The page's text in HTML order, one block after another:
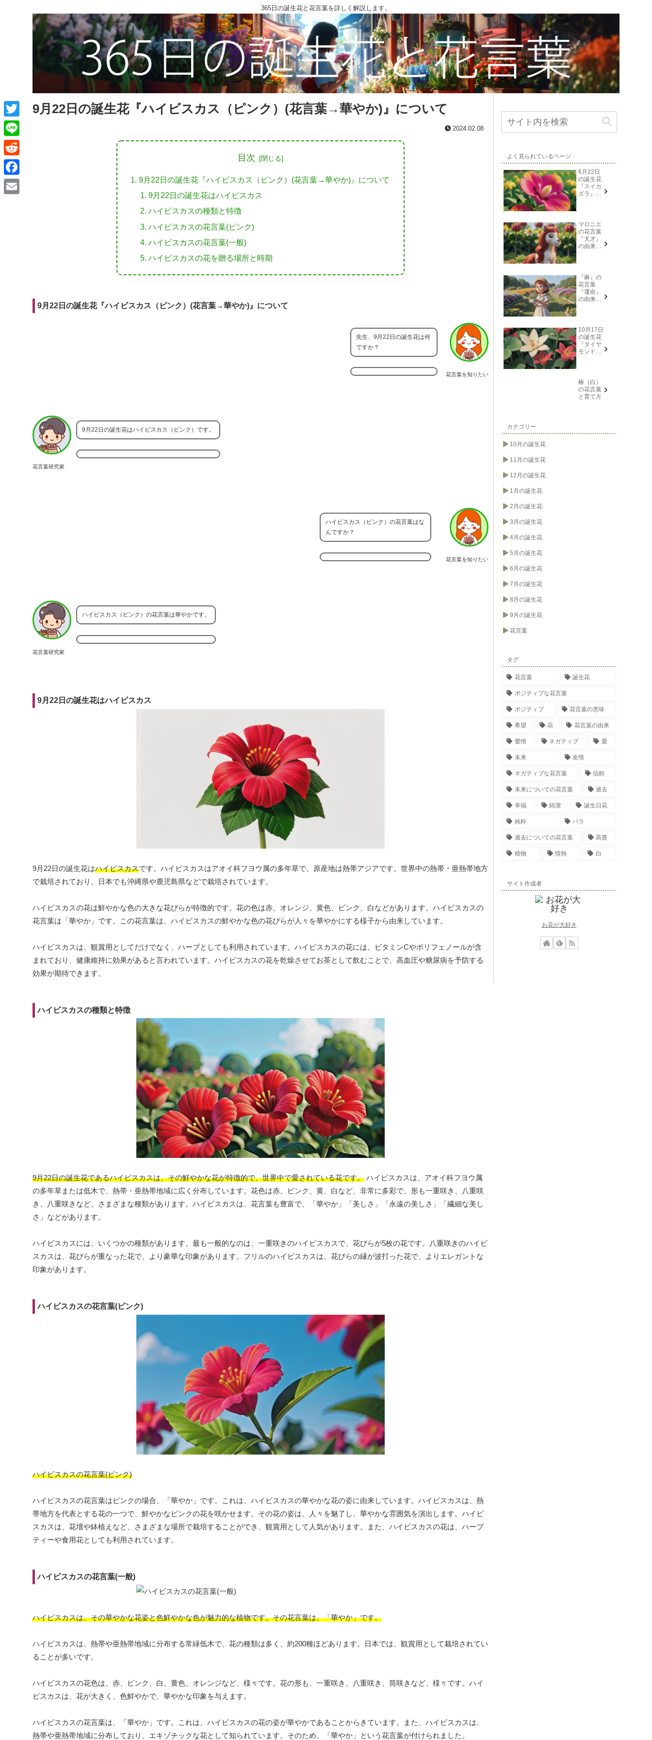
365日の誕生花と花言葉を詳しく解説します。
9月22日の誕生花『ハイビスカス（ピンク）(花言葉→華やか)』について
2024.02.08
目次
9月22日の誕生花『ハイビスカス（ピンク）(花言葉→華やか)』について
9月22日の誕生花はハイビスカス
ハイビスカスの種類と特徴
ハイビスカスの花言葉(ピンク)
ハイビスカスの花言葉(一般)
ハイビスカスの花を贈る場所と時期
9月22日の誕生花『ハイビスカス（ピンク）(花言葉→華やか)』について
花言葉を知りたい
先生、9月22日の誕生花は何
ですか？
花言葉研究家
9月22日の誕生花はハイビスカス（ピンク）です。
花言葉を知りたい
ハイビスカス（ピンク）の花言葉はな
んですか？
花言葉研究家
ハイビスカス（ピンク）の花言葉は華やかです。
9月22日の誕生花はハイビスカス
9月22日の誕生花はハイビスカスです。ハイビスカスはアオイ科フヨウ属の多年草で、原産地は熱帯アジアです。世界中の熱帯・亜熱帯地方
で栽培されており、日本でも沖縄県や鹿児島県などで栽培されています。
ハイビスカスの花は鮮やかな色の大きな花びらが特徴的です。花の色は赤、オレンジ、黄色、ピンク、白などがあります。ハイビスカスの
花言葉は「華やか」です。この花言葉は、ハイビスカスの鮮やかな色の花びらが人々を華やかにする様子から由来しています。
ハイビスカスは、観賞用としてだけでなく、ハーブとしても利用されています。ハイビスカスの花には、ビタミンCやポリフェノールが含
まれており、健康維持に効果があると言われています。ハイビスカスの花を乾燥させてお茶として飲むことで、高血圧や糖尿病を予防する
効果が期待できます。
ハイビスカスの種類と特徴
9月22日の誕生花であるハイビスカスは、その鮮やかな花が特徴的で、世界中で愛されている花です。 ハイビスカスは、アオイ科フヨウ属
の多年草または低木で、熱帯・亜熱帯地域に広く分布しています。花色は赤、ピンク、黄、白など、非常に多彩で、形も一重咲き、八重咲
き、八重咲きなど、さまざまな種類があります。ハイビスカスは、花言葉も豊富で、「華やか」「美しさ」「永遠の美しさ」「繊細な美し
さ」などがあります。
ハイビスカスには、いくつかの種類があります。最も一般的なのは、一重咲きのハイビスカスで、花びらが5枚の花です。八重咲きのハイビ
スカスは、花びらが重なった花で、より豪華な印象があります。フリルのハイビスカスは、花びらの縁が波打った花で、よりエレガントな
印象があります。
ハイビスカスの花言葉(ピンク)
ハイビスカスの花言葉(ピンク)
ハイビスカスの花言葉はピンクの場合、「華やか」です。これは、ハイビスカスの華やかな花の姿に由来しています。ハイビスカスは、熱
帯地方を代表とする花の一つで、鮮やかなピンクの花を咲かせます。その花の姿は、人々を魅了し、華やかな雰囲気を演出します。ハイビ
スカスは、花壇や鉢植えなど、さまざまな場所で栽培することができ、観賞用として人気があります。また、ハイビスカスの花は、ハーブ
ティーや食用花としても利用されています。
ハイビスカスの花言葉(一般)
ハイビスカスは、その華やかな花姿と色鮮やかな色が魅力的な植物です。その花言葉は、「華やか」です。
ハイビスカスは、熱帯や亜熱帯地域に分布する常緑低木で、花の種類は多く、約200種ほどあります。日本では、観賞用として栽培されてい
ることが多いです。
ハイビスカスの花色は、赤、ピンク、白、黄色、オレンジなど、様々です。花の形も、一重咲き、八重咲き、筒咲きなど、様々です。ハイ
ビスカスは、花が大きく、色鮮やかで、華やかな印象を与えます。
ハイビスカスの花言葉は、「華やか」です。これは、ハイビスカスの花の姿が華やかであることからきています。また、ハイビスカスは、
熱帯や亜熱帯地域に分布しており、エキゾチックな花として知られています。そのため、「華やか」という花言葉が付けられました。
よく見られているページ
6月22日
の誕生花
『スイカ
ズラ』花
マロニエ
の花言葉
『天才』
の由来と
『麻』の
花言葉
『運命』
の由来と
10月17日
の誕生花
『ダイヤ
モンドリ
楽しみ
に、忍
耐、箱入
椿（白）
の花言葉
と育て方
カテゴリー
10月の誕生花
11月の誕生花
12月の誕生花
1月の誕生花
2月の誕生花
3月の誕生花
4月の誕生花
5月の誕生花
6月の誕生花
7月の誕生花
8月の誕生花
9月の誕生花
花言葉
タグ
花言葉 誕生花
ポジティブな花言葉
ポジティブ 花言葉の意味
希望 花 花言葉の由来
愛情 ネガティブ 愛
未来 友情
ネガティブな花言葉 信頼
未来についての花言葉 過去
幸福 純潔 誕生日花
純粋 バラ
過去についての花言葉 高貴
植物 情熱 白
サイト作成者
お花が大好き
T
w
i
t
L
i
n
e
R
e
d
F